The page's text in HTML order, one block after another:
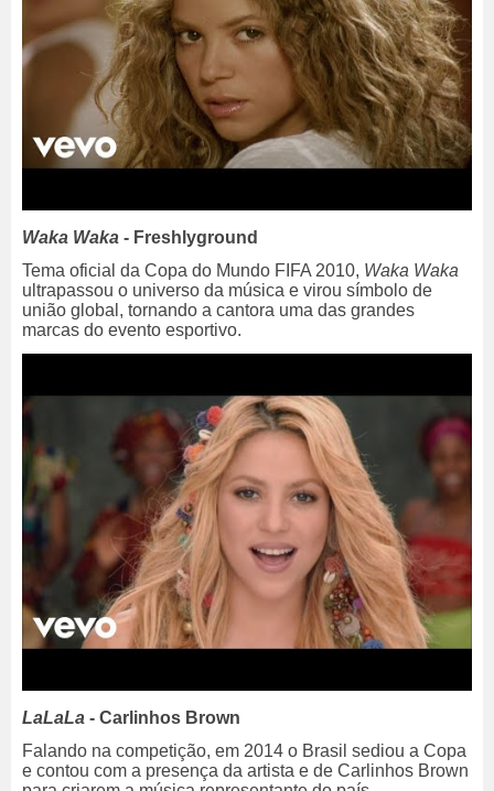
Waka Waka - Freshlyground
Tema oficial da Copa do Mundo FIFA 2010, Waka Waka
ultrapassou o universo da música e virou símbolo de
união global, tornando a cantora uma das grandes
marcas do evento esportivo.
LaLaLa - Carlinhos Brown
Falando na competição, em 2014 o Brasil sediou a Copa
e contou com a presença da artista e de Carlinhos Brown